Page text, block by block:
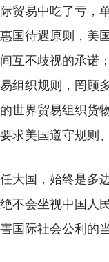
易中吃了亏，单
国待遇原则，美
互不歧视的承诺
组织规则，罔顾
世界贸易组织货
求美国遵守规则
国，始终是多边
不会坐视中国人
国际社会公利的